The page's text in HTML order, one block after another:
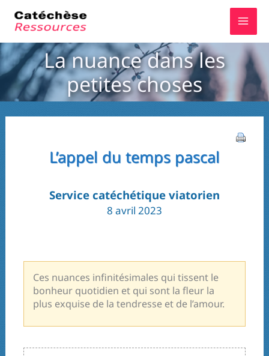
La nuance dans les
petites choses
L’appel du temps pascal
Service catéchétique viatorien
8 avril 2023
Ces nuances infinitésimales qui tissent le
bonheur quotidien et qui sont la fleur la
plus exquise de la tendresse et de l’amour.